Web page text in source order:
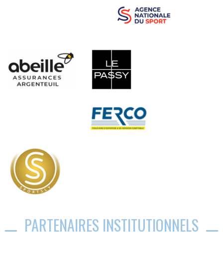
PARTENAIRES INSTITUTIONNELS